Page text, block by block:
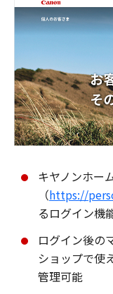
キヤノンホー
（https://
るログイン機
ログイン後の
ショップで使
管理可能